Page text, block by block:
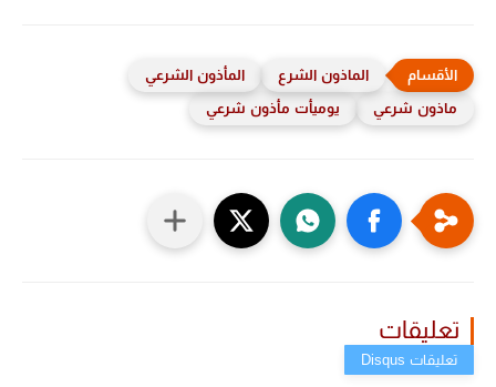
الماذون الشرع
المأذون الشرعي
ماذون شرعي
يوميأت مأذون شرعي
تعليقات